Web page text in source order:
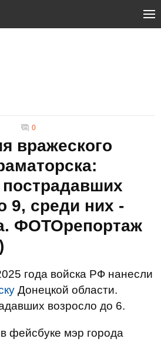
0
вражеского
пострадавших
9, среди них -
ФОТОрепортаж
года войска РФ нанесли
Донецкой области.
возросло до 6.
фейсбуке мэр города